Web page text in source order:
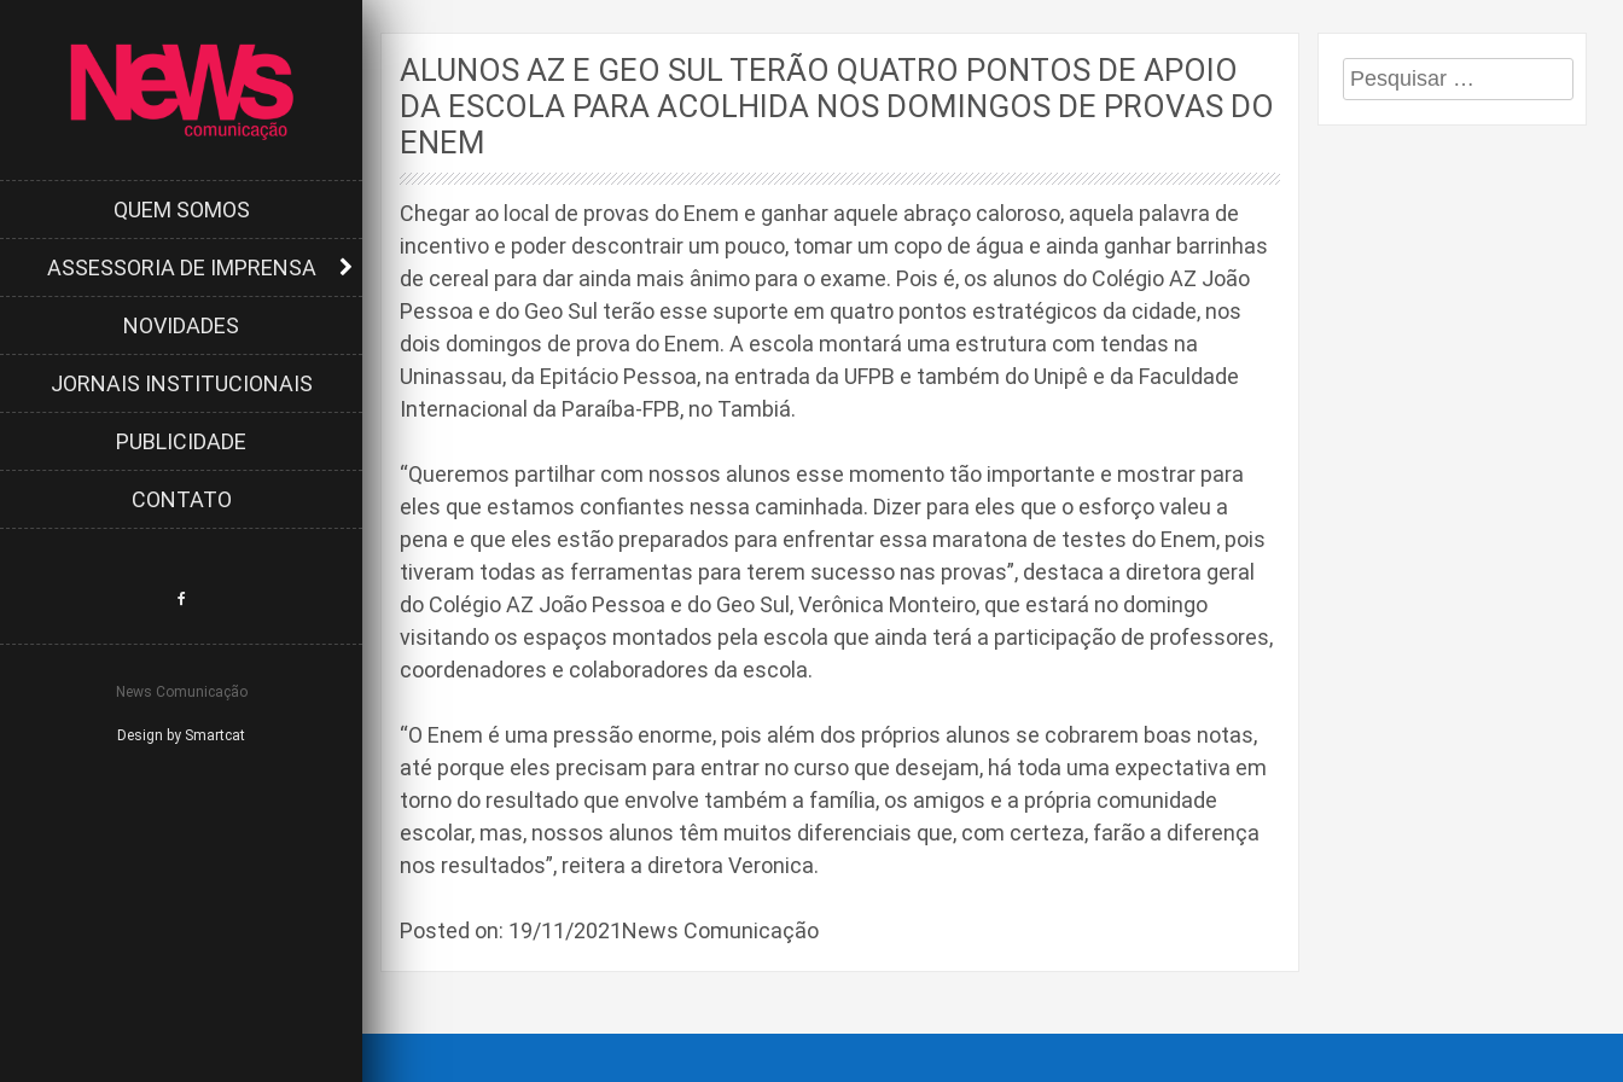
QUEM SOMOS
ASSESSORIA DE IMPRENSA
NOVIDADES
JORNAIS INSTITUCIONAIS
PUBLICIDADE
CONTATO
News Comunicação
Design by Smartcat
ALUNOS AZ E GEO SUL TERÃO QUATRO PONTOS DE APOIO
DA ESCOLA PARA ACOLHIDA NOS DOMINGOS DE PROVAS DO
ENEM
Chegar ao local de provas do Enem e ganhar aquele abraço caloroso, aquela palavra de
incentivo e poder descontrair um pouco, tomar um copo de água e ainda ganhar barrinhas
de cereal para dar ainda mais ânimo para o exame. Pois é, os alunos do Colégio AZ João
Pessoa e do Geo Sul terão esse suporte em quatro pontos estratégicos da cidade, nos
dois domingos de prova do Enem. A escola montará uma estrutura com tendas na
Uninassau, da Epitácio Pessoa, na entrada da UFPB e também do Unipê e da Faculdade
Internacional da Paraíba-FPB, no Tambiá.
“Queremos partilhar com nossos alunos esse momento tão importante e mostrar para
eles que estamos confiantes nessa caminhada. Dizer para eles que o esforço valeu a
pena e que eles estão preparados para enfrentar essa maratona de testes do Enem, pois
tiveram todas as ferramentas para terem sucesso nas provas”, destaca a diretora geral
do Colégio AZ João Pessoa e do Geo Sul, Verônica Monteiro, que estará no domingo
visitando os espaços montados pela escola que ainda terá a participação de professores,
coordenadores e colaboradores da escola.
“O Enem é uma pressão enorme, pois além dos próprios alunos se cobrarem boas notas,
até porque eles precisam para entrar no curso que desejam, há toda uma expectativa em
torno do resultado que envolve também a família, os amigos e a própria comunidade
escolar, mas, nossos alunos têm muitos diferenciais que, com certeza, farão a diferença
nos resultados”, reitera a diretora Veronica.
Posted on: 19/11/2021News Comunicação
Pesquisar
por: